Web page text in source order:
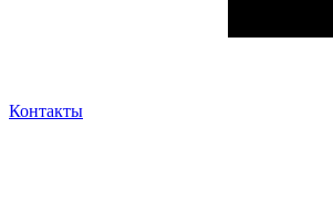
Контакты